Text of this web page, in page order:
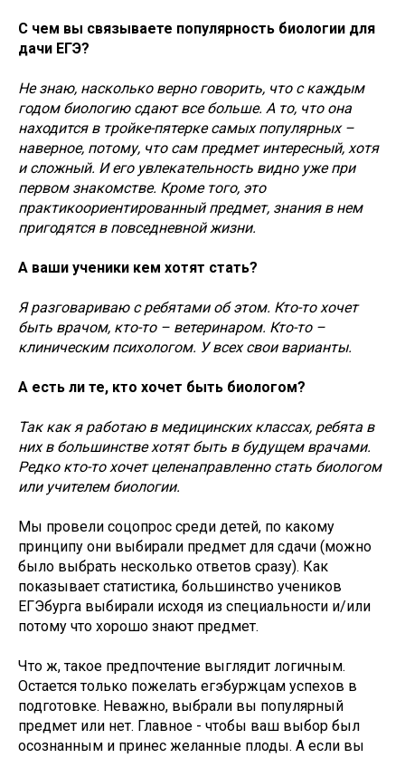
С чем вы связываете популярность биологии для
дачи ЕГЭ?
Не знаю, насколько верно говорить, что с каждым
годом биологию сдают все больше. А то, что она
находится в тройке-пятерке самых популярных –
наверное, потому, что сам предмет интересный, хотя
и сложный. И его увлекательность видно уже при
первом знакомстве. Кроме того, это
практикоориентированный предмет, знания в нем
пригодятся в повседневной жизни.
А ваши ученики кем хотят стать?
Я разговариваю с ребятами об этом. Кто-то хочет
быть врачом, кто-то – ветеринаром. Кто-то –
клиническим психологом. У всех свои варианты.
А есть ли те, кто хочет быть биологом?
Так как я работаю в медицинских классах, ребята в
них в большинстве хотят быть в будущем врачами.
Редко кто-то хочет целенаправленно стать биологом
или учителем биологии.
Мы провели соцопрос среди детей, по какому
принципу они выбирали предмет для сдачи (можно
было выбрать несколько ответов сразу). Как
показывает статистика, большинство учеников
ЕГЭбурга выбирали исходя из специальности и/или
потому что хорошо знают предмет.
Что ж, такое предпочтение выглядит логичным.
Остается только пожелать егэбуржцам успехов в
подготовке. Неважно, выбрали вы популярный
предмет или нет. Главное - чтобы ваш выбор был
осознанным и принес желанные плоды. А если вы